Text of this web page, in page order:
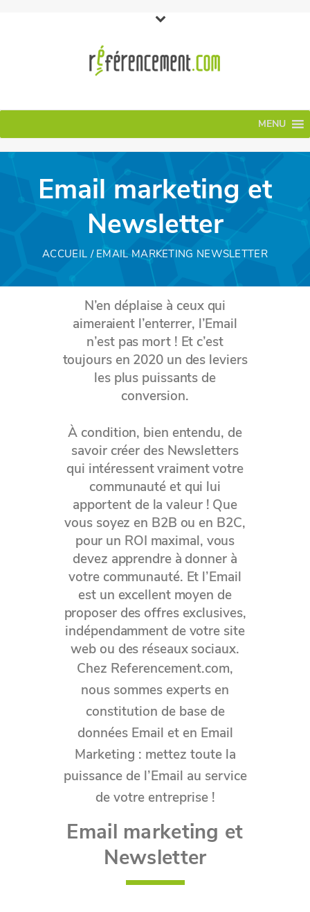
MENU
Email marketing et
Newsletter
ACCUEIL / EMAIL MARKETING NEWSLETTER
N’en déplaise à ceux qui
aimeraient l’enterrer, l’Email
n’est pas mort ! Et c’est
toujours en 2020 un des leviers
les plus puissants de
conversion.
À condition, bien entendu, de
savoir créer des Newsletters
qui intéressent vraiment votre
communauté et qui lui
apportent de la valeur ! Que
vous soyez en B2B ou en B2C,
pour un ROI maximal, vous
devez apprendre à donner à
votre communauté. Et l’Email
est un excellent moyen de
proposer des offres exclusives,
indépendamment de votre site
web ou des réseaux sociaux.
Chez Referencement.com,
nous sommes experts en
constitution de base de
données Email et en Email
Marketing : mettez toute la
puissance de l’Email au service
de votre entreprise !
Email marketing et
Newsletter